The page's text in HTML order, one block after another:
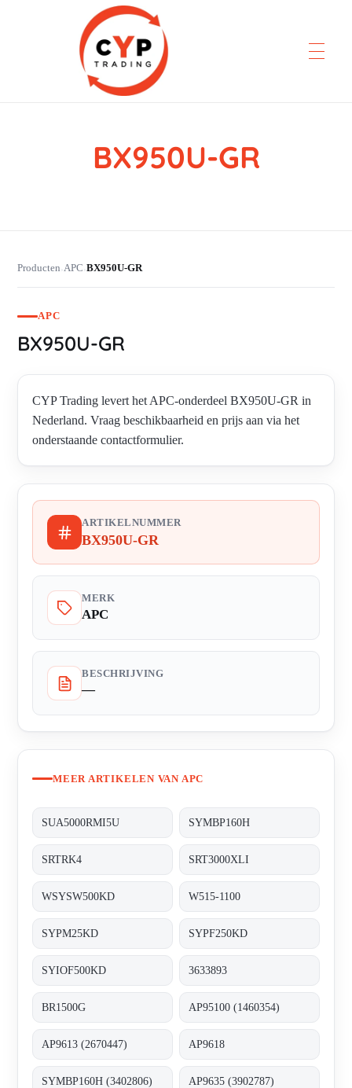
CYP Trading
Professionelle ErsatzteilbeschaffungBX950U-GR
Producten›APC›BX950U-GR
APC
BX950U-GR
CYP Trading levert het APC-onderdeel BX950U-GR in
Nederland. Vraag beschikbaarheid en prijs aan via het
onderstaande contactformulier.
ARTIKELNUMMER
BX950U-GR
MERK
APC
BESCHRIJVING
—
MEER ARTIKELEN VAN APC
SUA5000RMI5U SYMBP160H
SRTRK4 SRT3000XLI
WSYSW500KD W515-1100
SYPM25KD SYPF250KD
SYIOF500KD 3633893
BR1500G AP95100 (1460354)
AP9613 (2670447) AP9618
SYMBP160H (3402806) AP9635 (3902787)